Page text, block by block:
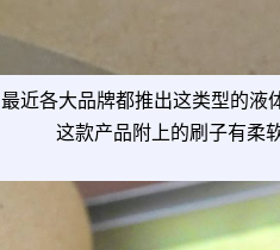
最近各大品牌都推出这类型的液
这款产品附上的刷子有柔